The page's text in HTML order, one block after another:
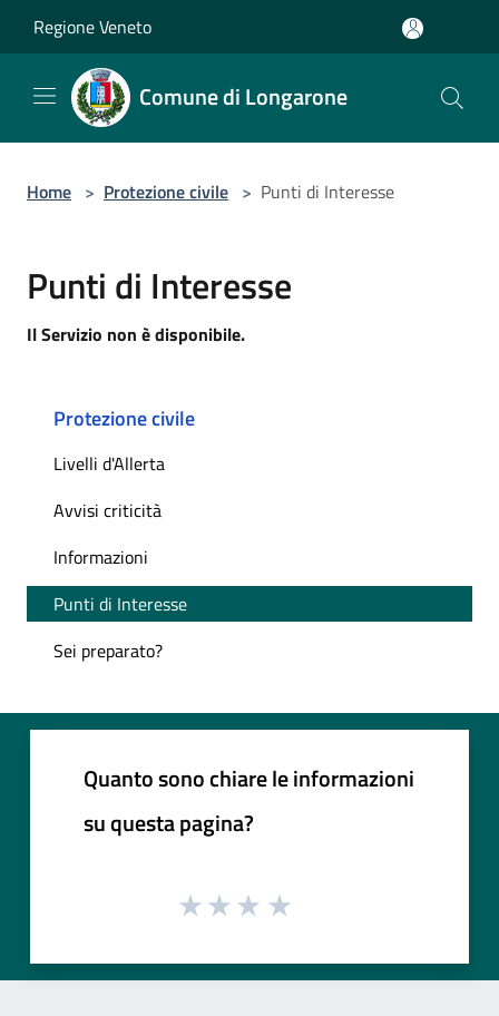
Regione Veneto
Comune di Longarone
Home > Protezione civile > Punti di Interesse
Punti di Interesse
Il Servizio non è disponibile.
Protezione civile
Livelli d'Allerta
Avvisi criticità
Informazioni
Punti di Interesse
Sei preparato?
Quanto sono chiare le informazioni
su questa pagina?